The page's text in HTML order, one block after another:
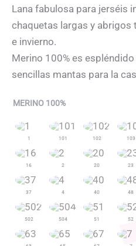
Lana fabulosa para jerséis
chaquetas largas y
e invierno.
Merino 100% es
sencillas mantas para la
MERINO 100%
merino
cantidad